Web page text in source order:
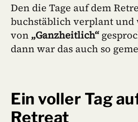
Den die Tage auf dem
buchstäblich verplant und
von „Ganzheitlich“
dann war das auch so
Ein voller Tag
Retreat